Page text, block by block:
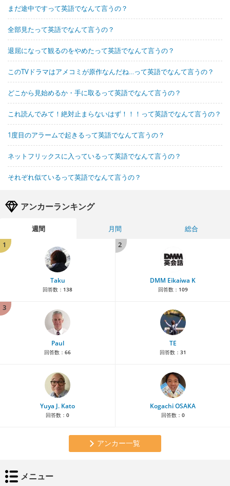
まだ途中ですって英語でなんて言うの？
全部見たって英語でなんて言うの？
退屈になって観るのをやめたって英語でなんて言うの？
このTVドラマはアメコミが原作なんだね…って英語でなんて言うの？
どこから見始めるか・手に取るって英語でなんて言うの？
これ読んでみて！絶対止まらないはず！！！って英語でなんて言うの？
1度目のアラームで起きるって英語でなんて言うの？
ネットフリックスに入っているって英語でなんて言うの？
それぞれ似ているって英語でなんて言うの？
アンカーランキング
週間 月間
総合
1
Taku
回答数： 138
2
DMM Eikaiwa K
回答数： 109
3
Paul
回答数： 66
TE
回答数： 31
Yuya J. Kato
回答数： 0
Kogachi OSAKA
回答数： 0
アンカー一覧
メニュー